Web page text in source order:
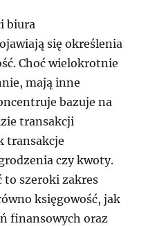
biura
się określenia
Choć wielokrotnie
mają inne
bazuje na
transakcji
transakcje
czy kwoty.
to szeroki zakres
księgowość, jak
finansowych oraz